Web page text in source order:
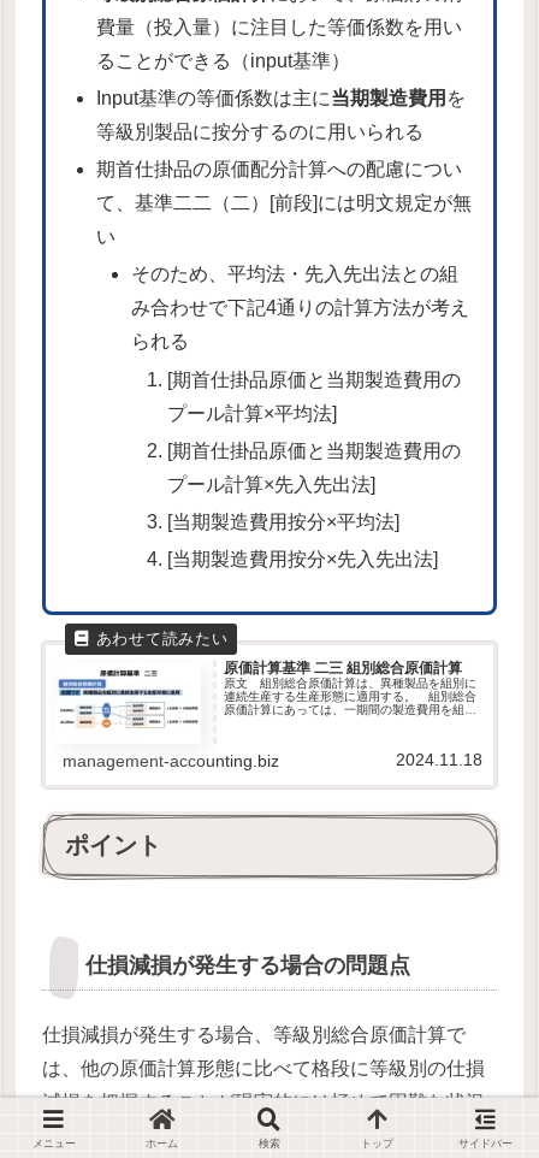
費量（投入量）に注目した等価係数を用い
ることができる（input基準）
Input基準の等価係数は主に当期製造費用 を
等級別製品に按分するのに用いられる
期首仕掛品の原価配分計算への配慮につい
て、基準二二（二）[前段]には明文規定が無
い
そのため、平均法・先入先出法との組
み合わせで下記4通りの計算方法が考え
られる
[期首仕掛品原価と当期製造費用の
プール計算×平均法]
[期首仕掛品原価と当期製造費用の
プール計算×先入先出法]
[当期製造費用按分×平均法]
[当期製造費用按分×先入先出法]
原価計算基準 二三 組別総合原価計算
原文 組別総合原価計算は、異種製品を組別に
連続生産する生産形態に適用する。 組別総合
原価計算にあっては、一期間の製造費用を組直
management-accounting.biz 2024.11.18
ポイント
仕損減損が発生する場合の問題点
仕損減損が発生する場合、等級別総合原価計算で
は、他の原価計算形態に比べて格段に等級別の仕損
減損を把握することが現実的には極めて困難な状況
にあることに留意しなければならない。
メニュー ホーム 検索 トップ サイドバー